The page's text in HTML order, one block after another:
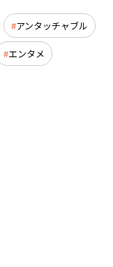
アンタッチャブル
エンタメ